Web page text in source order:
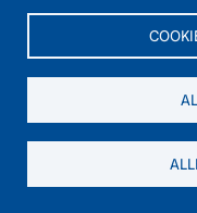
Німецька мова в
доповідей
Дрогобич, 7-